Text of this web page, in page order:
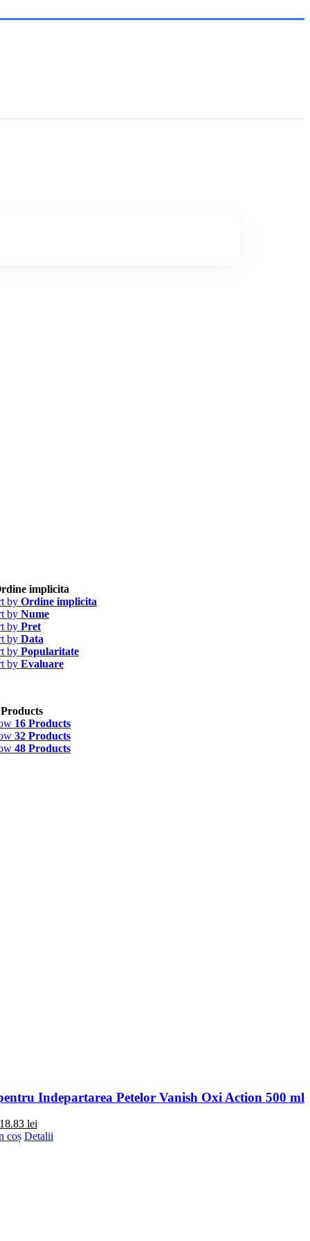
implicita
by Ordine implicita
by Nume
by Pret
by Data
by Popularitate
by Evaluare
16 Products
32 Products
48 Products
Indepartarea Petelor Vanish Oxi Action 500 ml
18.83 lei
coș Detalii